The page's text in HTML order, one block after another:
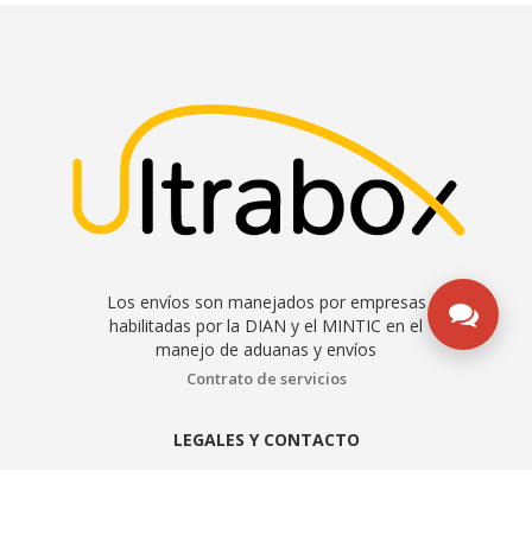
Los envíos son manejados por empresas
habilitadas por la DIAN y el MINTIC en el
manejo de aduanas y envíos
Contrato de servicios
LEGALES Y CONTACTO